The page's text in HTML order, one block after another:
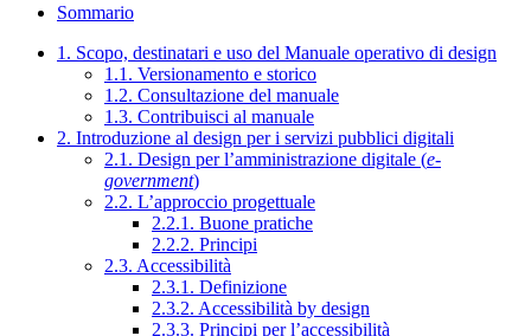
Sommario
1. Scopo, destinatari e uso del Manuale operativo di design
1.1. Versionamento e storico
1.2. Consultazione del manuale
1.3. Contribuisci al manuale
2. Introduzione al design per i servizi pubblici digitali
2.1. Design per l’amministrazione digitale (e-
government)
2.2. L’approccio progettuale
2.2.1. Buone pratiche
2.2.2. Principi
2.3. Accessibilità
2.3.1. Definizione
2.3.2. Accessibilità by design
2.3.3. Principi per l’accessibilità